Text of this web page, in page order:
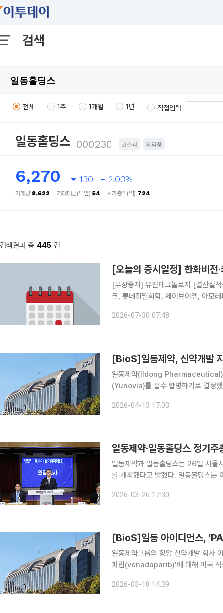
검색
전체 1주 1개월 1년 직접입력
일동홀딩스 000230 코스피 의약품
6,270 130 2.03%
거래량 8,622 거래대금(백만) 54 시가총액(억) 724
검색결과 총 445 건
[오늘의 증시일정] 한화비전·
[무상증자] 유진테크놀로지 [결산실적공시 예정] 한화비전, 키움증권, DL이앤씨, 삼성전기, 케이뱅
크, 롯데정밀화학, 제이브이엠, 아모
과학, 제주반도체, 올릭스, 플랜티넷,
2026-07-30 07:48
[BioS]일동제약, 신약개발
일동제약(Ildong Pharmaceutical)
(Yunovia)를 흡수 합병하기로 결정
유노비아의 합병 비율은 1대0이다. 주
2026-04-13 17:03
일동제약·일동홀딩스 정기
일동제약과 일동홀딩스는 26일 서울
를 개최했다고 밝혔다. 일동홀딩스는
2026-03-26 17:30
[BioS]일동 아이디언스,
일동제약그룹의 항암 신약개발 회사
파립(venadaparib)’에 대해 미국
는 개선 가능성이 있거나 미충족 수요
2026-03-18 14:39